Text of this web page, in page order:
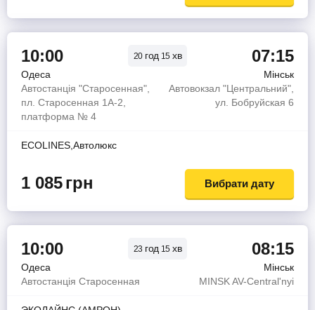
10:00 20 год 15 хв 07:15
Одеса
Мінськ
Автостанція "Старосенная",
пл. Старосенная 1А-2,
платформа № 4
Автовокзал "Центральний",
ул. Бобруйская 6
ECOLINES,Автолюкс
1 085грн Вибрати дату
10:00 23 год 15 хв 08:15
Одеса
Мінськ
Автостанція Старосенная
MINSK AV-Central'nyi